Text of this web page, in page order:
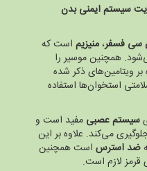
سیستم ایمنی بدن
سی فسفر،منیزیم است که
همچنین موسیر را
ویتامین‌های ذکر شده
استخوان‌ها استفاده
سیستم عصبی مفید است و
می‌کند. علاوه بر این
ضد استرس است همچنین
قرمز لازم است.